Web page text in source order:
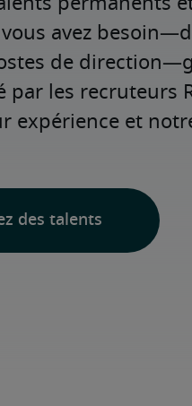
avez
de
par les recruteurs
expérience et
des talents